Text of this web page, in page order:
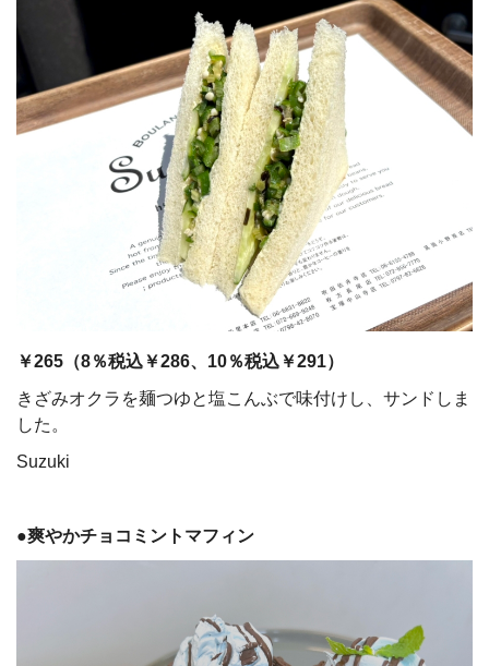
￥265（8％税込￥286、10％税込￥291）
きざみオクラを麺つゆと塩こんぶで味付けし、サンドしま
した。
Suzuki
●爽やかチョコミントマフィン